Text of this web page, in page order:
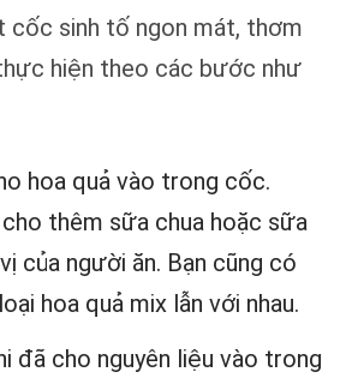
sinh tố ngon mát, thơm
hiện theo các bước như
hoa quả vào trong cốc.
thêm sữa chua hoặc sữa
của người ăn. Bạn cũng có
hoa quả mix lẫn với nhau.
đã cho nguyên liệu vào trong